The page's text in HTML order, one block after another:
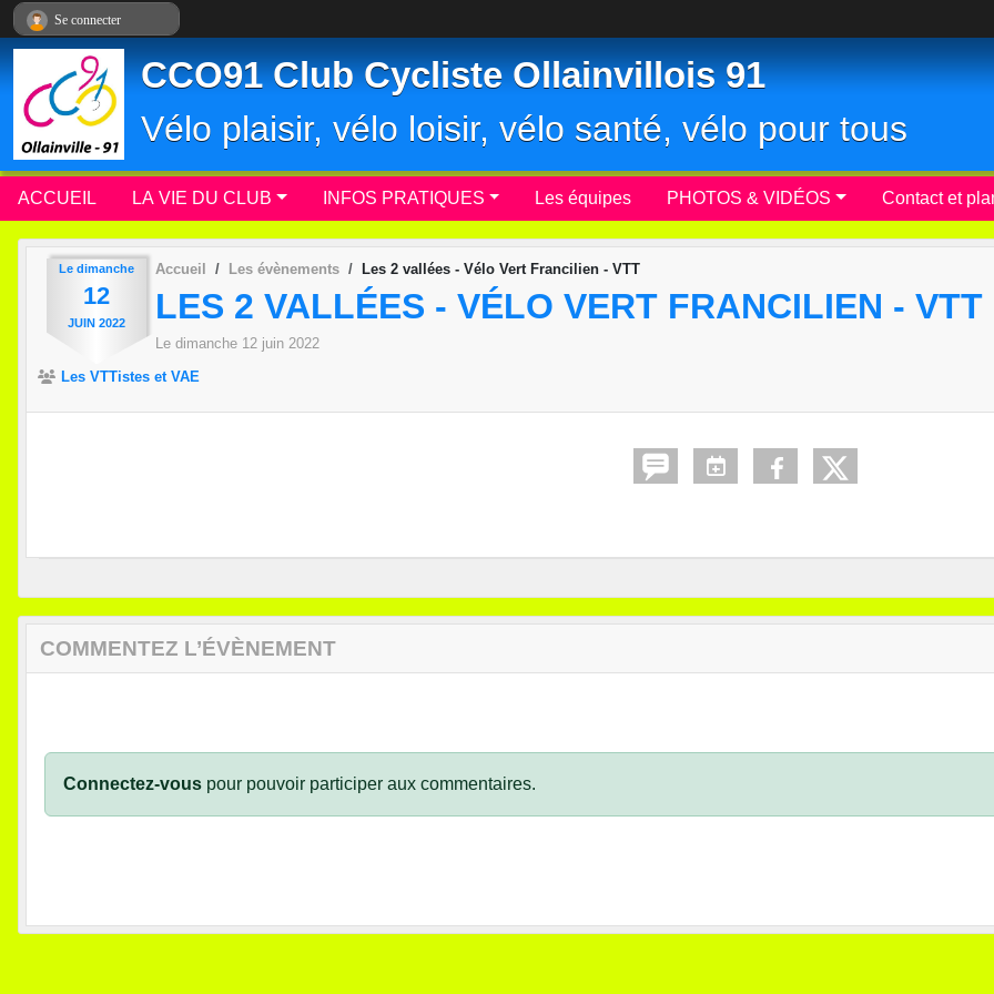
CCO91 Club Cycliste Ollainvillois 91
Vélo plaisir, vélo loisir, vélo santé, vélo pour tous
ACCUEIL LA VIE DU CLUB INFOS PRATIQUES Les équipes PHOTOS & VIDÉOS Contact et
Le dimanche
12
JUIN 2022
Accueil Les évènements Les 2 vallées - Vélo Vert Francilien - VTT
LES 2 VALLÉES - VÉLO VERT FRANCILIEN - VTT
Le dimanche 12 juin 2022
Les VTTistes et VAE
COMMENTEZ L’ÉVÈNEMENT
Connectez-vous pour pouvoir participer aux commentaires.
Se connecter
Panneau de gestion des cookies